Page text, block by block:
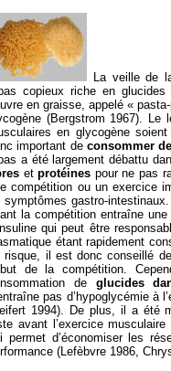
La veille de
copieux riche en
en graisse, appelé «
(Bergstrom 1967). Le
en glycogène
important de consommer
a été largement débattu
etprotéines pour ne pas
compétition ou un exercice
symptômes gastro-
la compétition entraîne
qui peut être
étant rapidement
risque, il est donc conseillé
de la compétition.
deglucides
pas d’hypoglycémie à
1994). De plus, il a été
avant l’exercice
permet d’économiser les
(Lefèbvre 1986,